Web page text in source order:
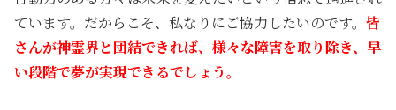
ています。だからこそ、私なりにご協力したいのです。 皆
さんが神霊界と団結できれば、様々な障害を取り除き、早
い段階で夢が実現できるでしょう。